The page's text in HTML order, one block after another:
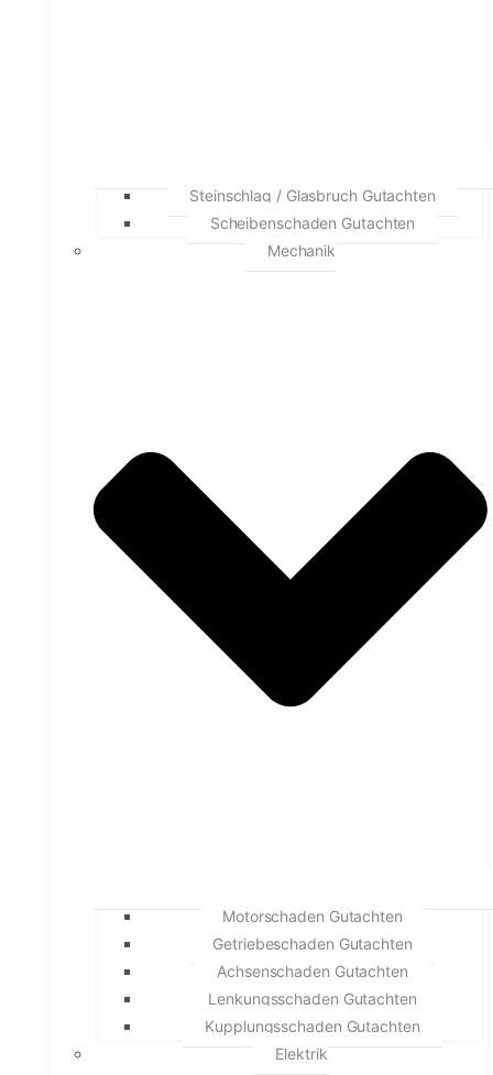
Steinschlag / Glasbruch Gutachten
Scheibenschaden Gutachten
Mechanik
Motorschaden Gutachten
Getriebeschaden Gutachten
Achsenschaden Gutachten
Lenkungsschaden Gutachten
Kupplungsschaden Gutachten
Elektrik